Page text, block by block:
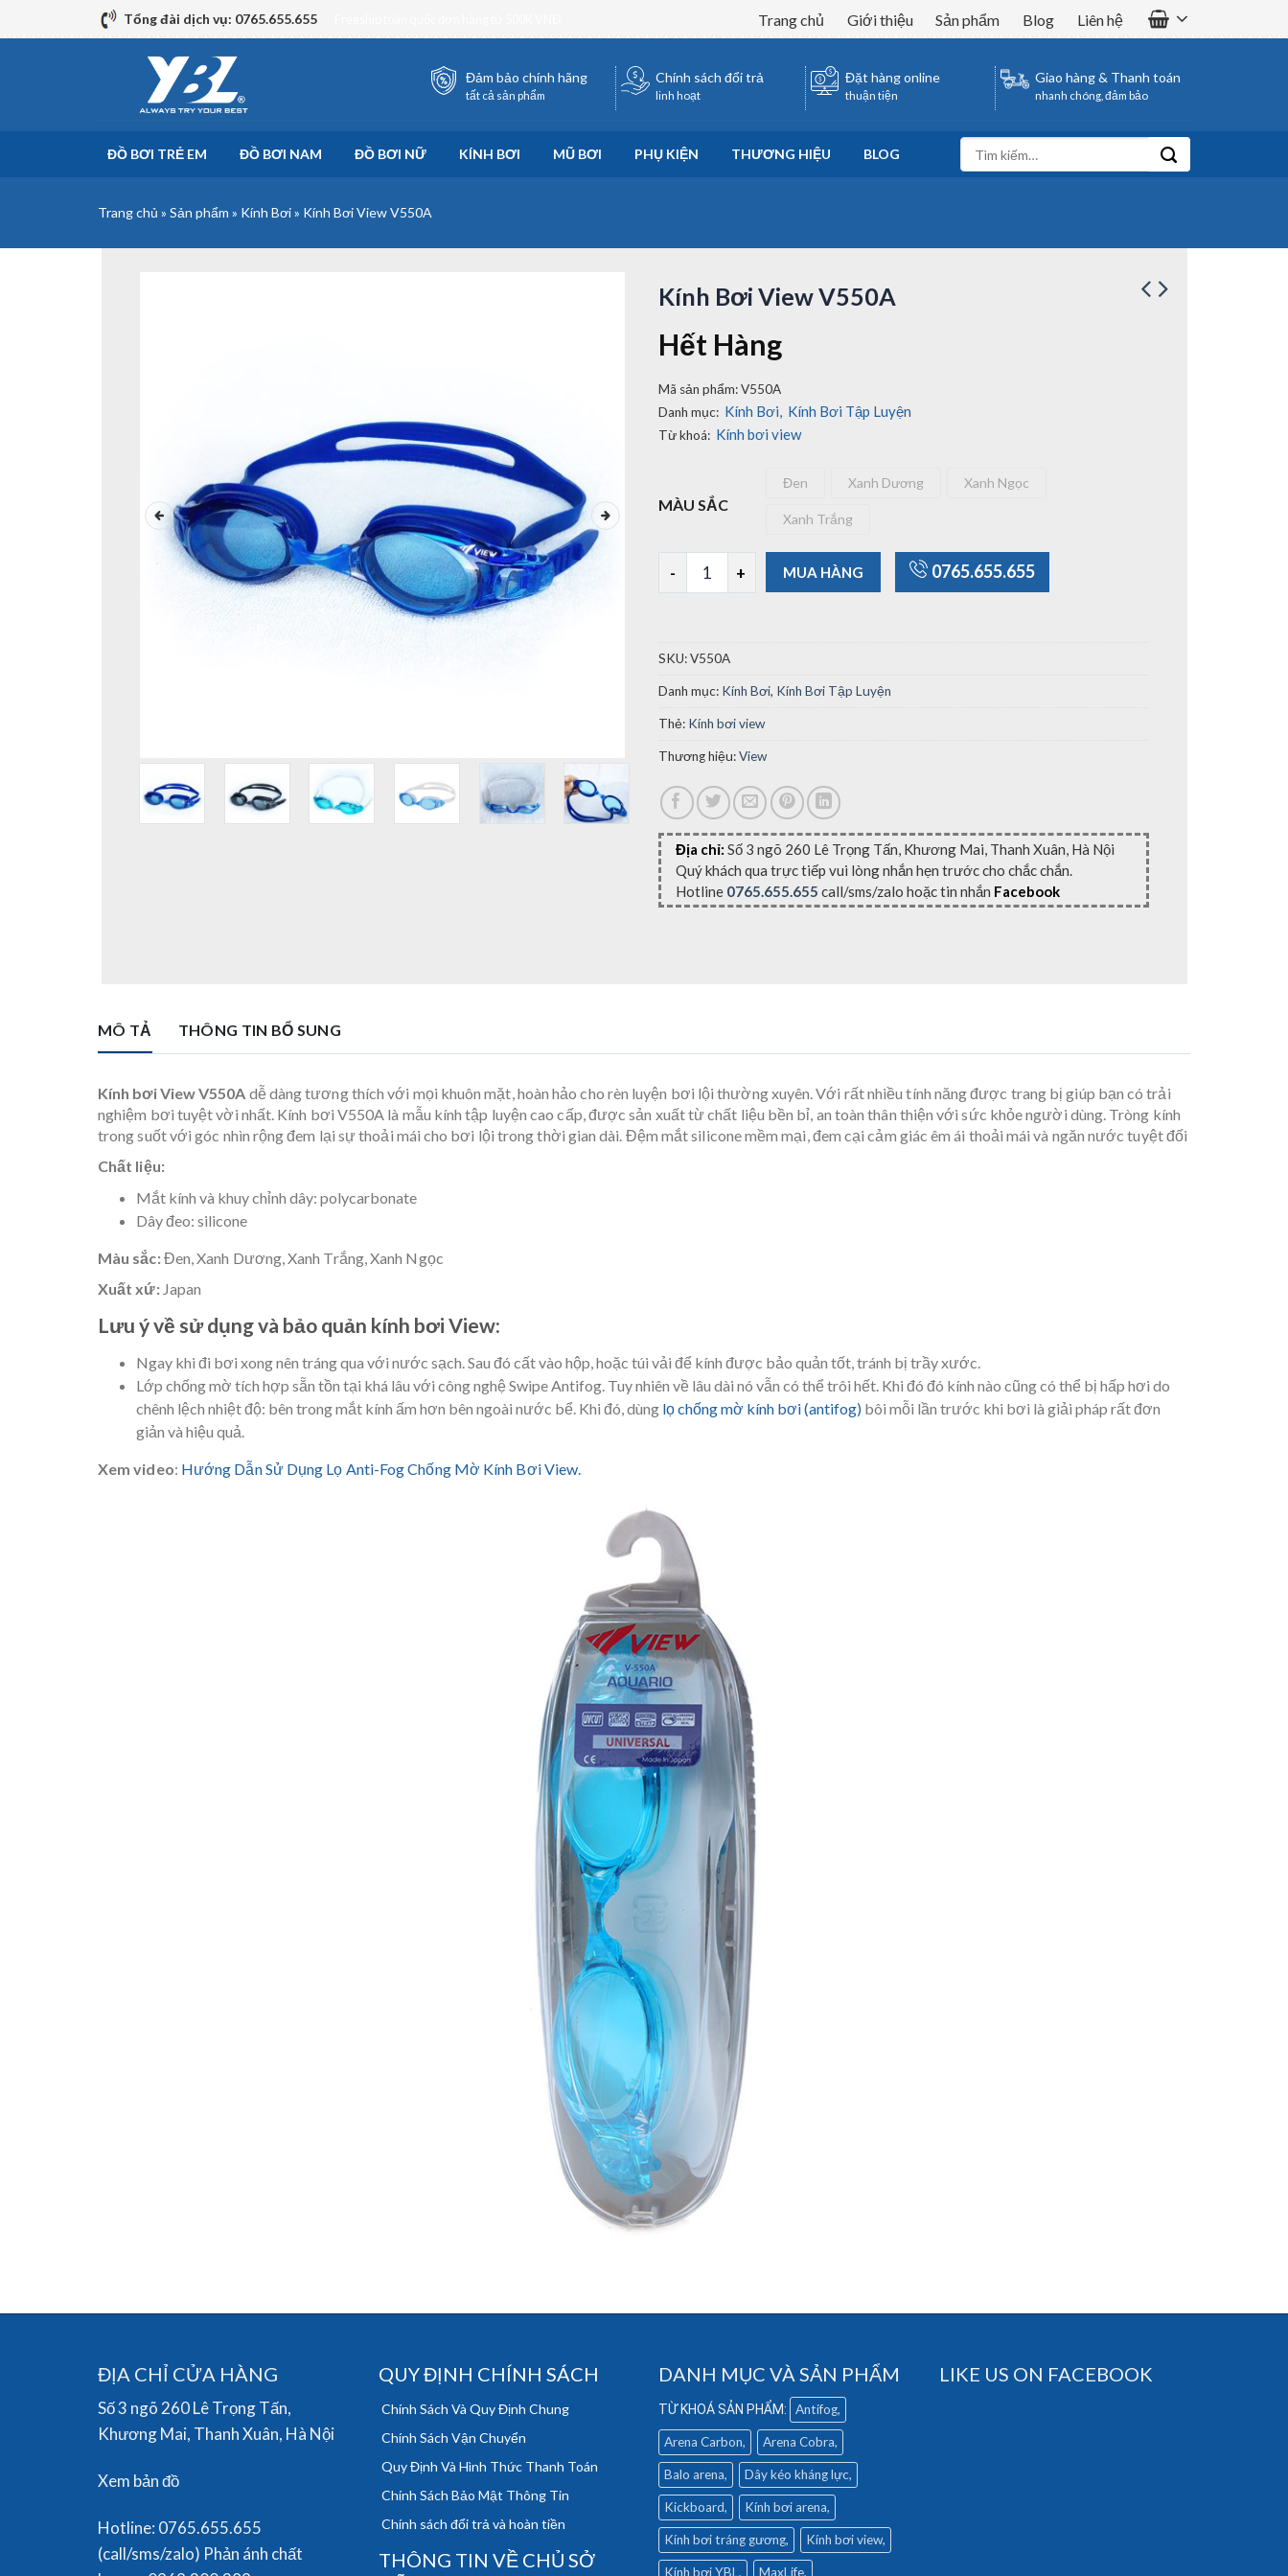
to
Tổng đài dịch vụ: 0765.655.655 Trang chủ Giới thiệu Sản phẩm Blog Liên hệ
Đảm bảo chính hãng
tất cả sản phẩm
Chính sách đổi trả
linh hoạt
Đặt hàng online
thuận tiện
Giao hàng & Thanh toán
nhanh chóng, đảm bảo
ĐỒ BƠI TRẺ EM ĐỒ BƠI NAM ĐỒ BƠI NỮ KÍNH BƠI MŨ BƠI PHỤ KIỆN THƯƠNG HIỆU BLOG
kiếm:
Trang chủ » Sản phẩm » Kính Bơi» Kính Bơi View V550A
Kính Bơi View V550A
Hết Hàng
Mã sản phẩm:V550A
Danh mục: Kính Bơi, Kính Bơi Tập Luyện
Từ khoá: Kính bơi view
MÀU SẮC
Đen
Đen Xanh DươngXanh DươngXanh NgọcXanh Ngọc
Xanh TrắngXanh Trắng
Kính Bơi View V550A số lượng
MUA HÀNG 0765.655.655
SKU:V550A
Danh mục: Kính Bơi, Kính Bơi Tập Luyện
Thẻ: Kính bơi view
Thương hiệu:View
Địa chỉ: Số 3 ngõ 260 Lê Trọng Tấn, Khương Mai, Thanh Xuân, Hà Nội
Quý khách qua trực tiếp vui lòng nhắn hẹn trước cho chắc chắn.
Hotline 0765.655.655 call/sms/zalo hoặc tin nhắn Facebook
MÔ TẢ THÔNG TIN BỔ SUNG
Kính bơi View V550A dễ dàng tương thích với mọi khuôn mặt, hoàn hảo cho rèn luyện bơi lội thường xuyên. Với rất nhiều tính năng được trang bị giúp bạn có trải
nghiệm bơi tuyệt vời nhất. Kính bơi V550A là mẫu kính tập luyện cao cấp, được sản xuất từ chất liệu bền bỉ, an toàn thân thiện với sức khỏe người dùng. Tròng kính
trong suốt với góc nhìn rộng đem lại sự thoải mái cho bơi lội trong thời gian dài. Đệm mắt silicone mềm mại, đem cại cảm giác êm ái thoải mái và ngăn nước tuyệt đối
Chất liệu:
Mắt kính và khuy chỉnh dây: polycarbonate
Dây đeo: silicone
Màu sắc:Đen, Xanh Dương, Xanh Trắng, Xanh Ngọc
Xuất xứ: Japan
Lưu ý về sử dụng và bảo quản kính bơi View:
Ngay khi đi bơi xong nên tráng qua với nước sạch. Sau đó cất vào hộp, hoặc túi vải để kính được bảo quản tốt, tránh bị trầy xước.
Lớp chống mờ tích hợp sẵn tồn tại khá lâu với công nghệ Swipe Antifog. Tuy nhiên về lâu dài nó vẫn có thể trôi hết. Khi đó đó kính nào cũng có thể bị hấp hơi do
chênh lệch nhiệt độ: bên trong mắt kính ấm hơn bên ngoài nước bể. Khi đó, dùng lọ chống mờ kính bơi (antifog) bôi mỗi lần trước khi bơi là giải pháp rất đơn
giản và hiệu quả.
Xem video: Hướng Dẫn Sử Dụng Lọ Anti-Fog Chống Mờ Kính Bơi View.
ĐỊA CHỈ CỬA HÀNG
Số 3 ngõ 260 Lê Trọng Tấn,
Khương Mai, Thanh Xuân, Hà Nội
Xem bản đồ
Hotline: 0765.655.655
(call/sms/zalo) Phản ánh chất
QUY ĐỊNH CHÍNH SÁCH
Chính Sách Và Quy Định Chung
Chính Sách Vận Chuyển
Quy Định Và Hình Thức Thanh Toán
Chính Sách Bảo Mật Thông Tin
Chính sách đổi trả và hoàn tiền
THÔNG TIN VỀ CHỦ SỞ
DANH MỤC VÀ SẢN PHẨM
Antifog
Arena Carbon Arena Cobra
Balo arena Dây kéo kháng lực
Kickboard Kính bơi arena
Kính bơi tráng gương Kính bơi view
Kính bơi YBL MaxLife
LIKE US ON FACEBOOK